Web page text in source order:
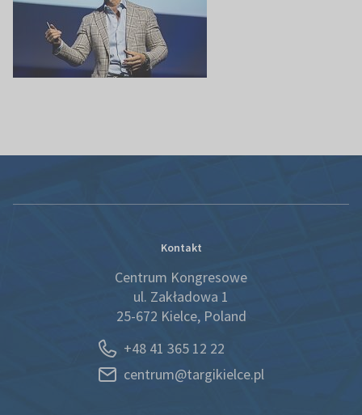
Kontakt
Centrum Kongresowe
ul. Zakładowa 1
25-672 Kielce, Poland
+48 41 365 12 22
centrum@targikielce.pl